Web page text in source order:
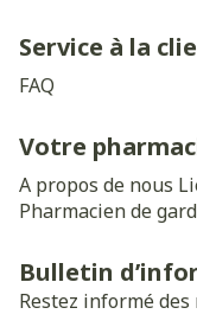
Service à la
FAQ
Votre
A propos de nous
Pharmacien de
Bulletin
Restez informé